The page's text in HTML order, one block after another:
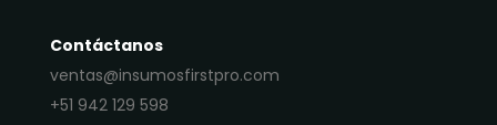
Contáctanos
ventas@insumosfirstpro.com
+51 942 129 598